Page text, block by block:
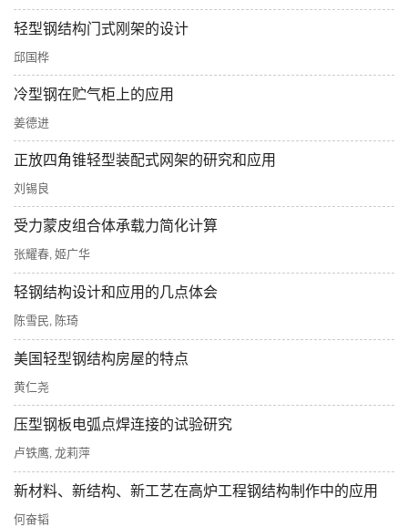
轻型钢结构门式刚架的设计
邱国桦
冷型钢在贮气柜上的应用
姜德进
正放四角锥轻型装配式网架的研究和应用
刘锡良
受力蒙皮组合体承载力简化计算
张耀春 姬广华
轻钢结构设计和应用的几点体会
陈雪民 陈琦
美国轻型钢结构房屋的特点
黄仁尧
压型钢板电弧点焊连接的试验研究
卢铁鹰 龙莉萍
新材料、新结构、新工艺在高炉工程钢结构制作中的应用
何奋韬